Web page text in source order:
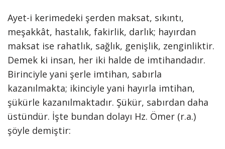
Ayet-i kerimedeki şerden maksat, sıkıntı,
meşakkât, hastalık, fakirlik, darlık; hayırdan
maksat ise rahatlık, sağlık, genişlik, zenginliktir.
Demek ki insan, her iki halde de imtihandadır.
Birinciyle yani şerle imtihan, sabırla
kazanılmakta; ikinciyle yani hayırla imtihan,
şükürle kazanılmaktadır. Şükür, sabırdan daha
üstündür. İşte bundan dolayı Hz. Ömer (r.a.)
şöyle demiştir: